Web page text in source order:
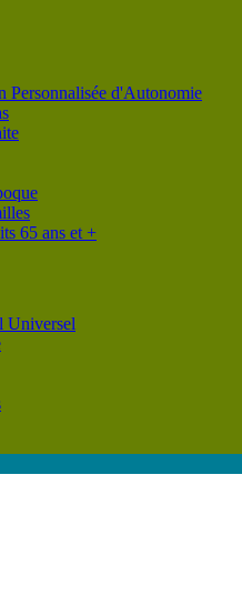
Personnalisée d'Autonomie
65 ans et +
Universel